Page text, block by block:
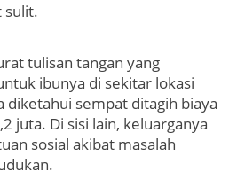
sulit.
tulisan tangan yang
ibunya di sekitar lokasi
diketahui sempat ditagih biaya
juta. Di sisi lain, keluarganya
sosial akibat masalah